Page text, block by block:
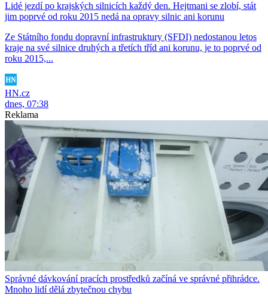
Lidé jezdí po krajských silnicích každý den. Hejtmani se zlobí, stát
jim poprvé od roku 2015 nedá na opravy silnic ani korunu
Ze Státního fondu dopravní infrastruktury (SFDI) nedostanou letos
kraje na své silnice druhých a třetích tříd ani korunu, je to poprvé od
roku 2015,...
HN.cz
dnes, 07:38
Reklama
Správné dávkování pracích prostředků začíná ve správné přihrádce.
Mnoho lidí dělá zbytečnou chybu